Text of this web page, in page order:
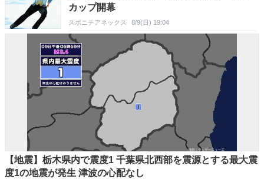
カップ開幕
スポニチアネックス 8/9(日) 19:04
【地震】栃木県内で震度1 千葉県北西部を震源とする最大震
度1の地震が発生 津波の心配なし